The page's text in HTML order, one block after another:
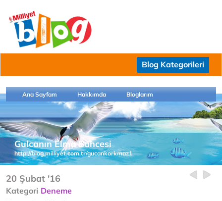
Blog Kategorileri
Ana Sayfam Hakkımda Bloglarım
Gulcanın Elma Bahcesi
http://blog.milliyet.com.tr/gucankorkmaz1
20 Şubat '16
Kategori Deneme